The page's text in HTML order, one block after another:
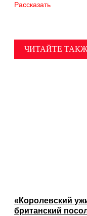
Рассказать
ЧИТАЙТЕ
«Королевский
британский